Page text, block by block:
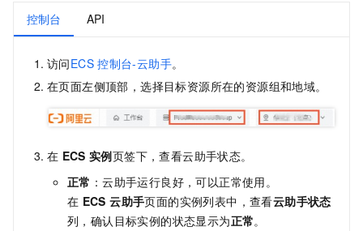
控制台 API
访问ECS 控制台-云助手。
在页面左侧顶部，选择目标资源所在的资源组和地域。
在 ECS 实例页签下，查看云助手状态。
正常 ：云助手运行良好，可以正常使用。
在 ECS 云助手页面的实例列表中，查看云助手状态
列，确认目标实例的状态显示为正常。